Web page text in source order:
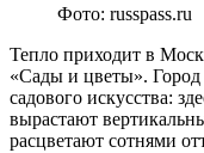
Фото: russpass.ru
Тепло приходит в
«Сады и цветы». Город
садового искусства:
вырастают
расцветают сотнями